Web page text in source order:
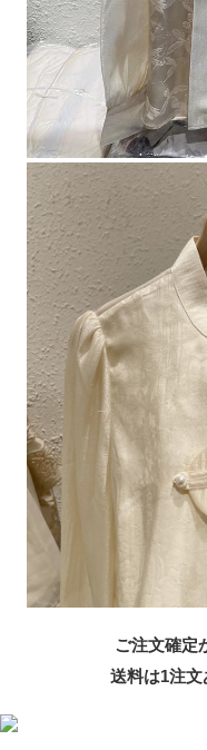
ご注文確定
送料は1注文